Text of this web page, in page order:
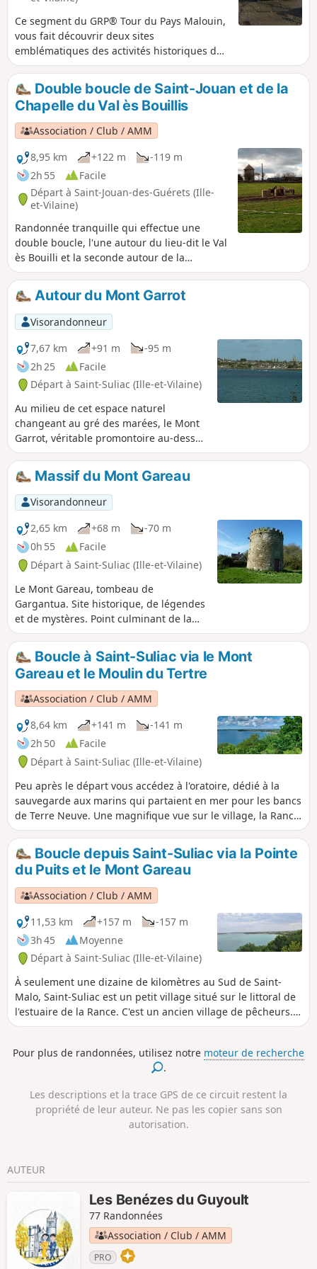
Ce segment du GRP® Tour du Pays Malouin,
vous fait découvrir deux sites
emblématiques des activités historiques des
bords de la Rance : le moulin à marée de
Quinard, et le cimetière à bateaux de
Quelmer. Beaux points de vue sur les Îles
Harteau et Chevet, les mouillages, et la rive
gauche de la Rance.
Double boucle de Saint-Jouan et de la
Chapelle du Val ès Bouillis
Association / Club / AMM
8,95 km
+122 m
-119 m
2h 55
Facile
Départ à Saint-Jouan-des-Guérets (Ille-
et-Vilaine)
Randonnée tranquille qui effectue une
double boucle, l'une autour du lieu-dit le Val
ès Bouilli et la seconde autour de la
Livaudais. Le circuit longe la Rance sur une
bonne partie de son parcours. Le reste est
partagé entre chemins creux et petites
routes. Sur le parcours on peut apercevoir,
en direction du Sud, la Pointe du Puits ainsi
que le Pont Chateaubriand.
Autour du Mont Garrot
Visorandonneur
7,67 km
+91 m
-95 m
2h 25
Facile
Départ à Saint-Suliac (Ille-et-Vilaine)
Au milieu de cet espace naturel
changeant au gré des marées, le Mont
Garrot, véritable promontoire au-dessus
de l'estuaire maritime de La Rance, offre
au Nord un large panorama sur Saint-
Suliac et au Sud sur l'Anse de Vigneux
d'où émergent, à marée basse, les
fondations d'un ancien camp viking.
Massif du Mont Gareau
Visorandonneur
2,65 km
+68 m
-70 m
0h 55
Facile
Départ à Saint-Suliac (Ille-et-Vilaine)
Le Mont Gareau, tombeau de
Gargantua. Site historique, de légendes
et de mystères. Point culminant de la
région, qui offre du haut de ses 73m un
magnifique panorama à 360° ! On
surplombe Saint-Suliac, classé parmi les
plus beaux villages de France, et par
beau temps on peut voir le Mont-Saint-
Michel, Granville et la côte Normande.
Boucle à Saint-Suliac via le Mont
Gareau et le Moulin du Tertre
Association / Club / AMM
8,64 km
+141 m
-141 m
2h 50
Facile
Départ à Saint-Suliac (Ille-et-Vilaine)
Peu après le départ vous accédez à l'oratoire, dédié à la
sauvegarde aux marins qui partaient en mer pour les bancs
de Terre Neuve. Une magnifique vue sur le village, la Rance
et la rive opposée jusqu'au Pont Chateaubriand. La balade
se poursuit en bord de Rance jusqu’au sommet du Mont
Gareau où un autre point de vue vous surprendra. Vous
pourrez admirer sur le parcours deux anciens moulins, un
moulin à vent qui domine le tertre (ne se visite pas, sur un
terrain privé non accessible) et un ancien moulin à marrée,
construit au 16e siècle, il fut actif jusque dans les années
1940. Une association s'emploie à sa restauration.
Boucle depuis Saint-Suliac via la Pointe
du Puits et le Mont Gareau
Association / Club / AMM
11,53 km
+157 m
-157 m
3h 45
Moyenne
Départ à Saint-Suliac (Ille-et-Vilaine)
À seulement une dizaine de kilomètres au Sud de Saint-
Malo, Saint-Suliac est un petit village situé sur le littoral de
l'estuaire de la Rance. C'est un ancien village de pêcheurs.
Le circuit proposé ici permet de découvrir la richesse des
haut de ses 73 mètres, offre une vue panoramique sur la
vallée de la Rance et le "camp viking". Il longe le fleuve et
sur le parcours deux anciens moulins, un moulin à vent qui
domine le tertre (ne se visite pas, sur un terrain privé non
accessible) et l'ancien moulin à marrée du Boschet,
Pour plus de randonnées, utilisez notre moteur de recherche
.
Les descriptions et la trace GPS de ce circuit restent la
propriété de leur auteur. Ne pas les copier sans son
autorisation.
AUTEUR
Les Benézes du Guyoult
77 Randonnées
Association / Club / AMM
PRO